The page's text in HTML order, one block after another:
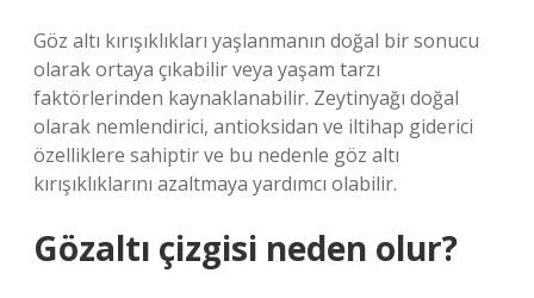
Göz altı kırışıklıkları yaşlanmanın doğal bir sonucu
olarak ortaya çıkabilir veya yaşam tarzı
faktörlerinden kaynaklanabilir. Zeytinyağı doğal
olarak nemlendirici, antioksidan ve iltihap giderici
özelliklere sahiptir ve bu nedenle göz altı
kırışıklıklarını azaltmaya yardımcı olabilir.
Gözaltı çizgisi neden olur?